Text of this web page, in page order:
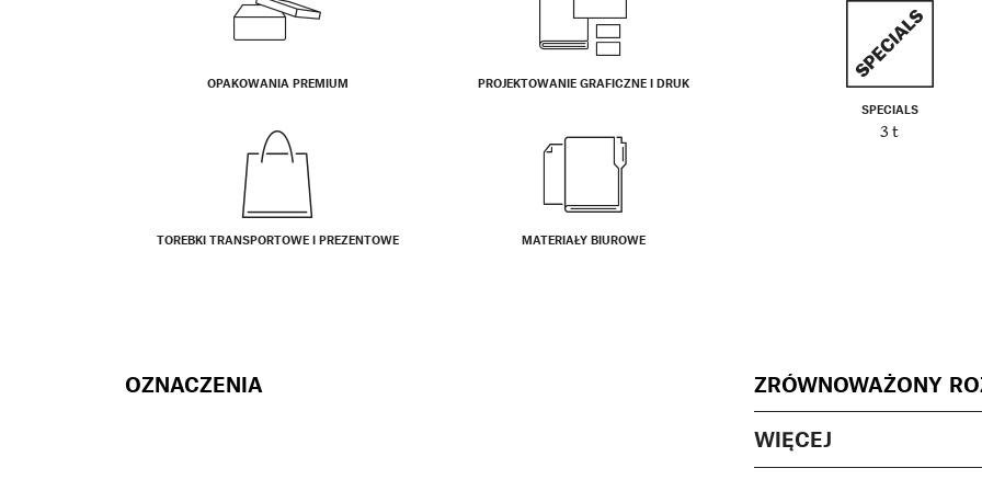
OPAKOWANIA PREMIUM PROJEKTOWANIE GRAFICZNE I DRUK
TOREBKI TRANSPORTOWE I PREZENTOWE MATERIAŁY BIUROWE
SPECIALS
3 t
OZNACZENIA ZRÓWNOWAŻONY
WIĘCEJ